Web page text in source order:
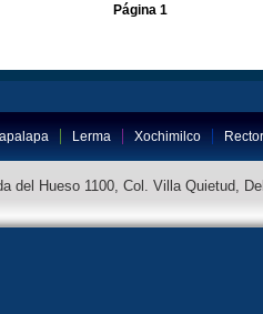
Página 1
Lerma Xochimilco
del Hueso 1100, Col. Villa Quietud,